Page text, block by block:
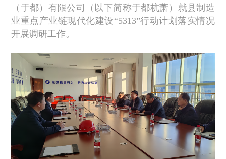
（于都）有限公司（以下简称于都杭萧）就县制造
业重点产业链现代化建设“5313”行动计划落实情况
开展调研工作。